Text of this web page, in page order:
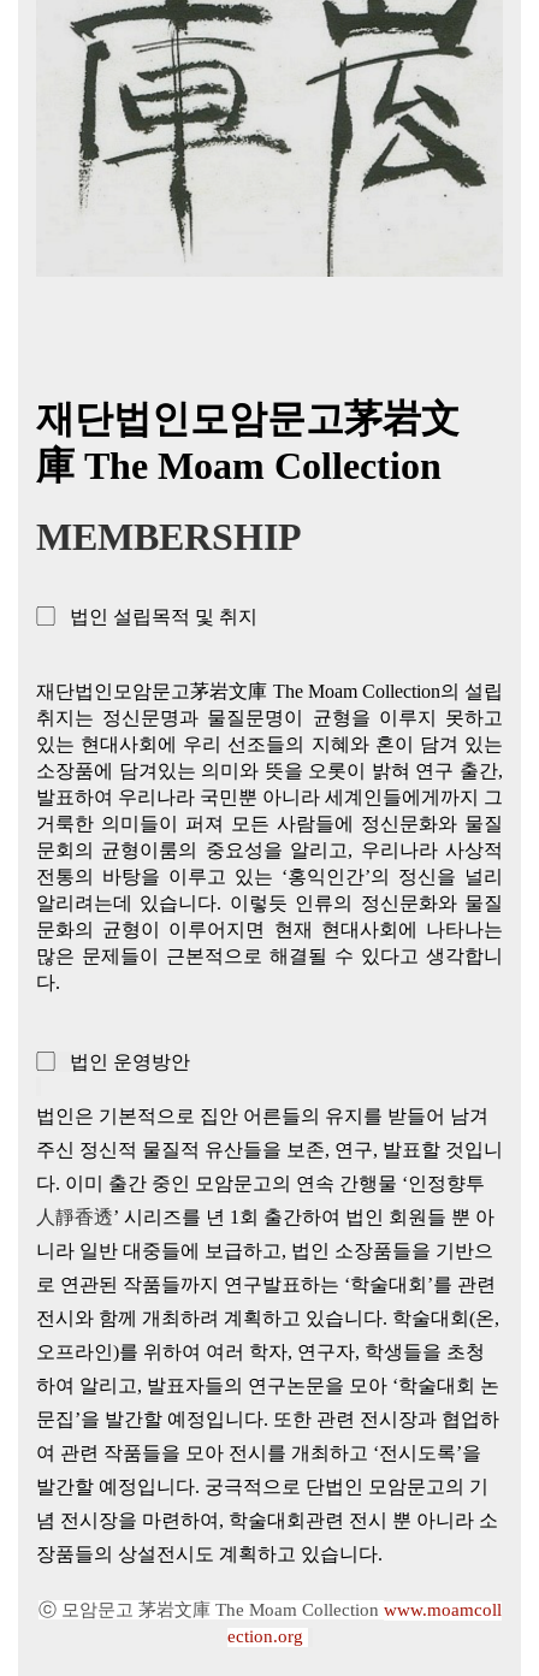
재단법인모암문고茅岩文
庫 The Moam Collection
MEMBERSHIP
▢ 법인 설립목적 및 취지
재단법인모암문고茅岩文庫 The Moam Collection의 설립
취지는 정신문명과 물질문명이 균형을 이루지 못하고
있는 현대사회에 우리 선조들의 지혜와 혼이 담겨 있는
소장품에 담겨있는 의미와 뜻을 오롯이 밝혀 연구 출간,
발표하여 우리나라 국민뿐 아니라 세계인들에게까지 그
거룩한 의미들이 퍼져 모든 사람들에 정신문화와 물질
문회의 균형이룸의 중요성을 알리고, 우리나라 사상적
전통의 바탕을 이루고 있는 ‘홍익인간’의 정신을 널리
알리려는데 있습니다. 이렇듯 인류의 정신문화와 물질
문화의 균형이 이루어지면 현재 현대사회에 나타나는
많은 문제들이 근본적으로 해결될 수 있다고 생각합니
다.
▢ 법인 운영방안
법인은 기본적으로 집안 어른들의 유지를 받들어 남겨
주신 정신적 물질적 유산들을 보존, 연구, 발표할 것입니
다. 이미 출간 중인 모암문고의 연속 간행물 ‘인정향투
人靜香透’ 시리즈를 년 1회 출간하여 법인 회원들 뿐 아
니라 일반 대중들에 보급하고, 법인 소장품들을 기반으
로 연관된 작품들까지 연구발표하는 ‘학술대회’를 관련
전시와 함께 개최하려 계획하고 있습니다. 학술대회(온,
오프라인)를 위하여 여러 학자, 연구자, 학생들을 초청
하여 알리고, 발표자들의 연구논문을 모아 ‘학술대회 논
문집’을 발간할 예정입니다. 또한 관련 전시장과 협업하
여 관련 작품들을 모아 전시를 개최하고 ‘전시도록’을
발간할 예정입니다. 궁극적으로 단법인 모암문고의 기
념 전시장을 마련하여, 학술대회관련 전시 뿐 아니라 소
장품들의 상설전시도 계획하고 있습니다.
ⓒ 모암문고 茅岩文庫 The Moam Collection www.moamcoll
ection.org